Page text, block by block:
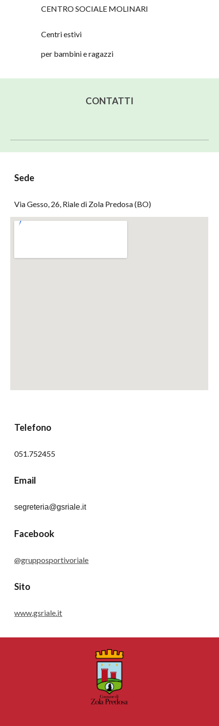
CENTRO SOCIALE MOLINARI
Centri estivi
per bambini e ragazzi
CONTATTI
Sede
Via Gesso, 26, Riale di Zola Predosa (BO)
Telefono
051.752455
Email
segreteria@gsriale.it
Facebook
@grupposportivoriale
Sito
www.gsriale.it